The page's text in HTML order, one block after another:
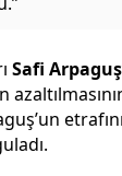
Safi Arpaguş